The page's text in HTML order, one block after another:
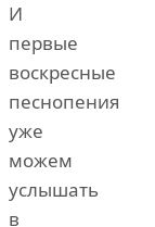
И
первые
воскресные
песнопения
уже
можем
услышать
в